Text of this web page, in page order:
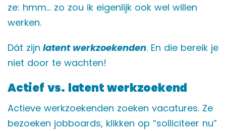
ze: hmm… zo zou ik eigenlijk ook wel willen
werken.
Dát zijn latent werkzoekenden. En die bereik je
niet door te wachten!
Actief vs. latent werkzoekend
Actieve werkzoekenden zoeken vacatures. Ze
bezoeken jobboards, klikken op “solliciteer nu”